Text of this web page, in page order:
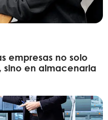
empresas no solo
en almacenarla